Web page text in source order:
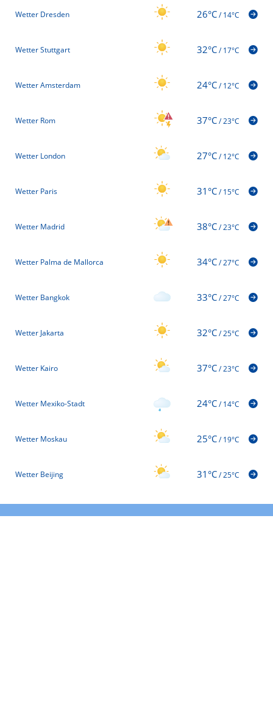
Wetter Dresden 26°C/14°C
Wetter Stuttgart 32°C/17°C
Wetter Amsterdam 24°C/12°C
Wetter Rom 37°C/23°C
Wetter London 27°C/12°C
Wetter Paris 31°C/15°C
Wetter Madrid 38°C/23°C
Wetter Palma de Mallorca 34°C/27°C
Wetter Bangkok 33°C/27°C
Wetter Jakarta 32°C/25°C
Wetter Kairo 37°C/23°C
Wetter Mexiko-Stadt 24°C/14°C
Wetter Moskau 25°C/19°C
Wetter Beijing 31°C/25°C